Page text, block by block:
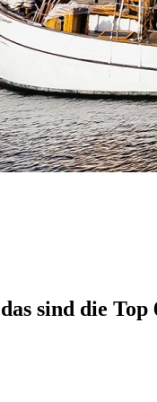
sind die Top